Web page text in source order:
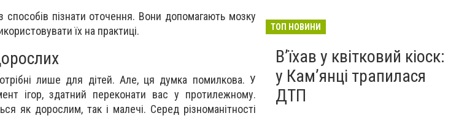
способів пізнати оточення. Вони допомагають мозку
їх на практиці.
лише для дітей. Але, ця думка помилкова. У
ігор, здатний переконати вас у протилежному.
як дорослим, так і малечі. Серед різноманітності
ТОП НОВИНИ
Вʼїхав у квітковий кіоск:
у Камʼянці трапилася
ДТП